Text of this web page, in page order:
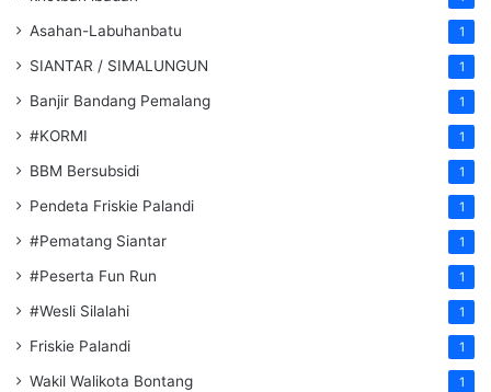
Asahan-Labuhanbatu 1
SIANTAR / SIMALUNGUN 1
Banjir Bandang Pemalang 1
#KORMI 1
BBM Bersubsidi 1
Pendeta Friskie Palandi 1
#Pematang Siantar 1
#Peserta Fun Run 1
#Wesli Silalahi 1
Friskie Palandi 1
Wakil Walikota Bontang 1